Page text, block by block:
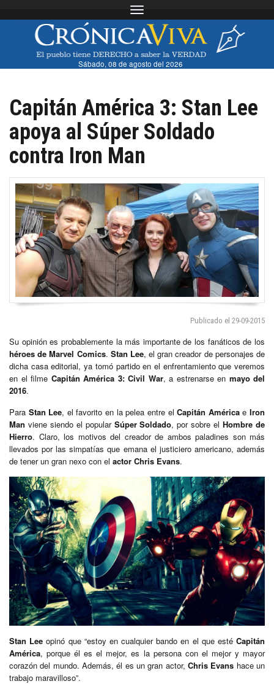
Toggle navigation
Sábado, 08 de agosto del 2026
Capitán América 3: Stan Lee
apoya al Súper Soldado
contra Iron Man
Publicado el 29-09-2015
Su opinión es probablemente la más importante de los fanáticos de los
héroes de Marvel Comics. Stan Lee, el gran creador de personajes de
dicha casa editorial, ya tomó partido en el enfrentamiento que veremos
en el filme Capitán América 3: Civil War, a estrenarse en mayo del
2016.
Para Stan Lee, el favorito en la pelea entre elCapitán AméricaeIron
Man viene siendo el popular Súper Soldado, por sobre elHombre de
Hierro. Claro, los motivos del creador de ambos paladines son más
llevados por las simpatías que emana el justiciero americano, además
de tener un gran nexo con el actor Chris Evans.
Stan Lee opinó que “estoy en cualquier bando en el que estéCapitán
América, porque él es el mejor, es la persona con el mejor y mayor
corazón del mundo. Además, él es un gran actor, Chris Evans hace un
trabajo maravilloso”.